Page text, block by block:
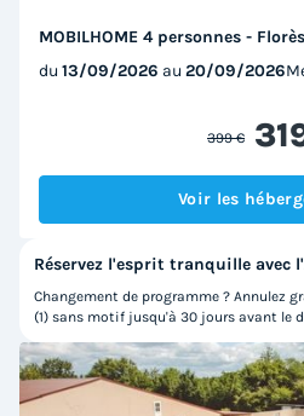
MOBILHOME 4 personnes -
du 13/09/2026 au 20/09/2026
399 €
Voir les
Réservez l'esprit tranquille avec
Changement de programme ? Annulez
(1) sans motif jusqu'à 30 jours avant le